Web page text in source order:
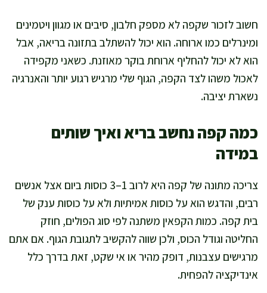
חשוב לזכור שקפה לא מספק חלבון, סיבים או מגוון ויטמינים
ומינרלים כמו ארוחה. הוא יכול להשתלב בתזונה בריאה, אבל
הוא לא יכול להחליף ארוחת בוקר מאוזנת. כשאני מקפידה
לאכול משהו לצד הקפה, הגוף שלי מרגיש רגוע יותר והאנרגיה
נשארת יציבה.
כמה קפה נחשב בריא ואיך שותים
במידה
צריכה מתונה של קפה היא לרוב 1–3 כוסות ביום אצל אנשים
רבים, והדגש הוא על כוסות אמיתיות ולא על כוסות ענק של
בית קפה. כמות הקפאין משתנה לפי סוג הפולים, חוזק
החליטה וגודל הכוס, ולכן שווה להקשיב לתגובת הגוף. אם אתם
מרגישים עצבנות, דופק מהיר או אי שקט, זאת בדרך כלל
אינדיקציה להפחית.